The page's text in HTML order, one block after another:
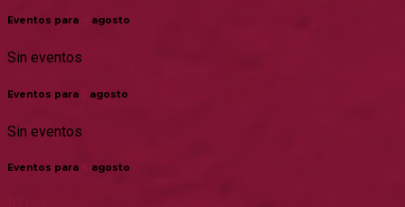
Eventos para agosto
Sin eventos
Eventos para agosto
Sin eventos
Eventos para agosto